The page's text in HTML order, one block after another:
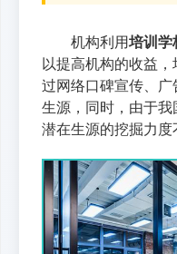
机构利用培训学
以提高机构的收益
过网络口碑宣传、
生源，同时，由于
潜在生源的挖掘力度